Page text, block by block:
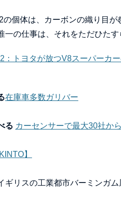
の個体は、カーボンの織り目
一の仕事は、それをただひた
：トヨタが放つV8スーパーカ
在庫車多数ガリバー
る カーセンサーで最大30社か
KINTO】
ギリスの工業都市バーミンガ